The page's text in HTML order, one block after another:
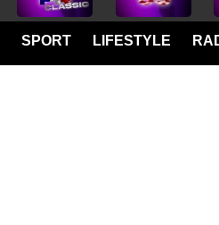
SPORT LIFESTYLE